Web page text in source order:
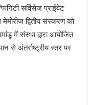
सर्विसेज प्राईवेट
द्वितीय संस्करण को
में संस्था द्वारा आयोजित
से अंतर्राष्ट्रीय स्तर पर